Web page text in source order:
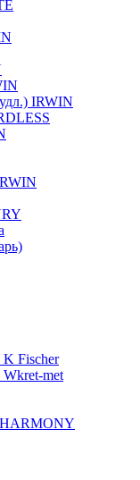
IRWIN
K Fischer
met